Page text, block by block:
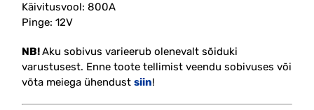
Käivitusvool: 800A
Pinge: 12V
NB!Aku sobivus varieerub olenevalt sõiduki
varustusest. Enne toote tellimist veendu sobivuses või
võta meiega ühendust siin!